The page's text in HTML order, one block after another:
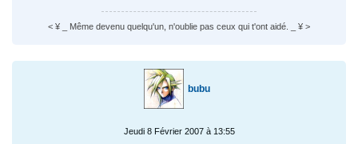
< ¥ _ Même devenu quelqu'un, n'oublie pas ceux qui t'ont aidé. _ ¥ >
bubu
Jeudi 8 Février 2007 à 13:55